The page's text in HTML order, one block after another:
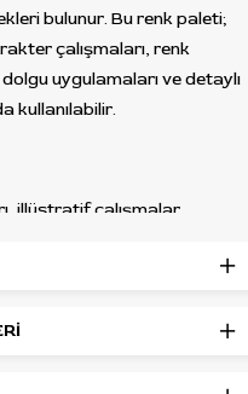
bulunur. Bu renk paleti;
çalışmaları, renk
uygulamaları ve detaylı
kullanılabilir.
illüstratif çalışmalar,
detaylar, dolgu
açık-koyu renk geçişleri ve
stüdyo kullanımında pratik